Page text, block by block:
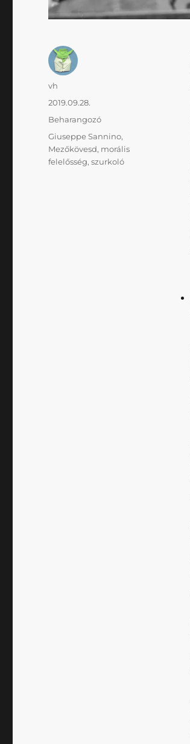
Szerző
vh
Közzétéve
2019.09.28.
Kategória
Beharangozó
Címke
Giuseppe Sannino,
Mezőkövesd, morális
felelősség,szurkoló